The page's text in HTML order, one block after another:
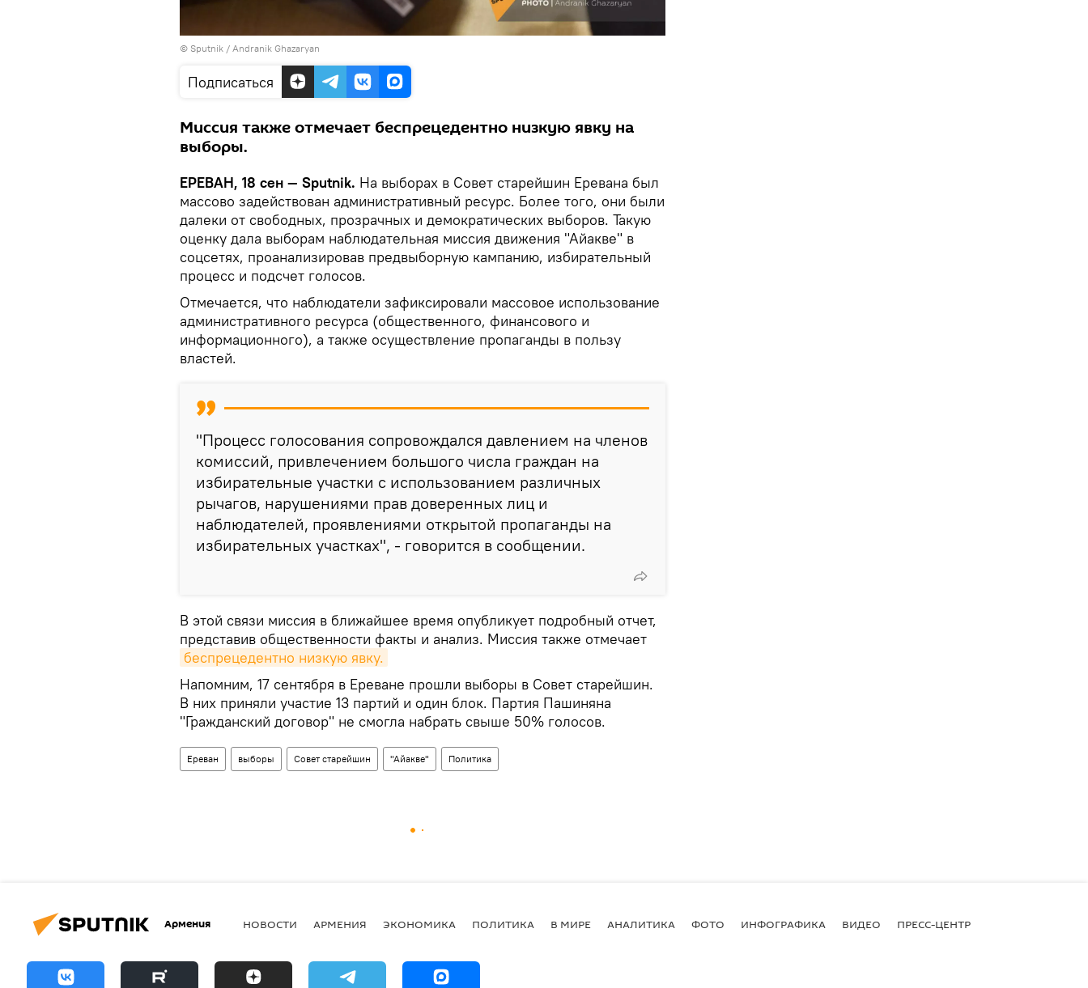
© Sputnik / Andranik Ghazaryan
Подписаться
Миссия также отмечает беспрецедентно низкую явку на
выборы.
ЕРЕВАН, 18 сен — Sputnik. На выборах в Совет старейшин Еревана был
массово задействован административный ресурс. Более того, они были
далеки от свободных, прозрачных и демократических выборов. Такую
оценку дала выборам наблюдательная миссия движения "Айакве" в
соцсетях, проанализировав предвыборную кампанию, избирательный
процесс и подсчет голосов.
Отмечается, что наблюдатели зафиксировали массовое использование
административного ресурса (общественного, финансового и
информационного), а также осуществление пропаганды в пользу
властей.
"Процесс голосования сопровождался давлением на членов
комиссий, привлечением большого числа граждан на
избирательные участки с использованием различных
рычагов, нарушениями прав доверенных лиц и
наблюдателей, проявлениями открытой пропаганды на
избирательных участках", - говорится в сообщении.
В этой связи миссия в ближайшее время опубликует подробный отчет,
представив общественности факты и анализ. Миссия также отмечает
беспрецедентно низкую явку.
Напомним, 17 сентября в Ереване прошли выборы в Совет старейшин.
В них приняли участие 13 партий и один блок. Партия Пашиняна
"Гражданский договор" не смогла набрать свыше 50% голосов.
Ереван выборы Совет старейшин "Айакве" Политика
Армения НОВОСТИ АРМЕНИЯ ЭКОНОМИКА ПОЛИТИКА В МИРЕ АНАЛИТИКА ФОТО ИНФОГРАФИКА ВИДЕО ПРЕСС-ЦЕНТР